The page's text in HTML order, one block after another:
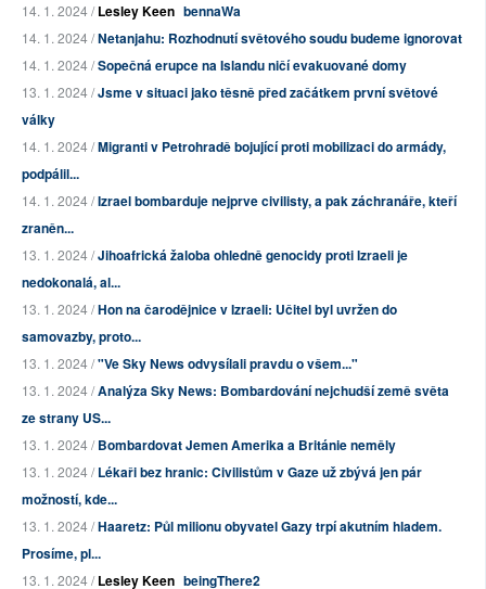
14. 1. 2024 /Lesley Keen bennaWa
14. 1. 2024 /Netanjahu: Rozhodnutí světového soudu budeme ignorovat
14. 1. 2024 /Sopečná erupce na Islandu ničí evakuované domy
13. 1. 2024 /Jsme v situaci jako těsně před začátkem první světové
války
14. 1. 2024 /Migranti v Petrohradě bojující proti mobilizaci do armády,
podpálil...
14. 1. 2024 /Izrael bombarduje nejprve civilisty, a pak záchranáře, kteří
zraněn...
13. 1. 2024 /Jihoafrická žaloba ohledně genocidy proti Izraeli je
nedokonalá, al...
13. 1. 2024 /Hon na čarodějnice v Izraeli: Učitel byl uvržen do
samovazby, proto...
13. 1. 2024 /"Ve Sky News odvysílali pravdu o všem..."
13. 1. 2024 /Analýza Sky News: Bombardování nejchudší země světa
ze strany US...
13. 1. 2024 /Bombardovat Jemen Amerika a Británie neměly
13. 1. 2024 /Lékaři bez hranic: Civilistům v Gaze už zbývá jen pár
možností, kde...
13. 1. 2024 /Haaretz: Půl milionu obyvatel Gazy trpí akutním hladem.
Prosíme, pl...
13. 1. 2024 /Lesley Keen beingThere2